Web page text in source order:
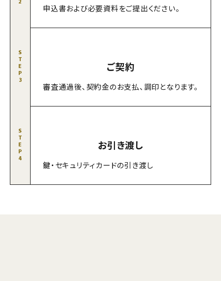
申込書および必要資料をご提出ください。
S
T
E
P
3
ご契約
審査通過後、契約金のお支払、調印となります。
S
T
E
P
4
お引き渡し
鍵・セキュリティカードの引き渡し